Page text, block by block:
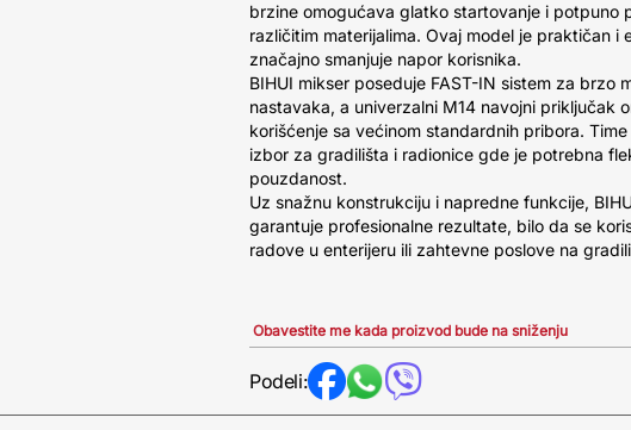
brzine omogućava glatko startovanje i potpuno
različitim materijalima. Ovaj model je praktičan i
značajno smanjuje napor korisnika.
BIHUI mikser poseduje FAST-IN sistem za brzo
nastavaka, a univerzalni M14 navojni priključak
korišćenje sa većinom standardnih pribora.
izbor za gradilišta i radionice gde je potrebna
pouzdanost.
Uz snažnu konstrukciju i napredne funkcije,
garantuje profesionalne rezultate, bilo da se
radove u enterijeru ili zahtevne poslove na
Obavestite me kada proizvod bude na sniženju
Podeli: